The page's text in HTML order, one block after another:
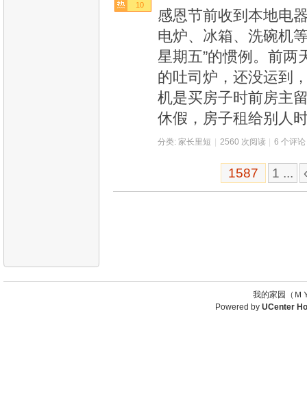
10
感恩节前收到本地电
电炉、冰箱、洗碗机
星期五”的惯例。前两
的吐司炉，还没运到
机是买房子时前房主
休假，房子租给别人
分类: 家长里短 2560 次阅读 6 个评论
1587 1 ...
我的家园（
Powered by UCenter